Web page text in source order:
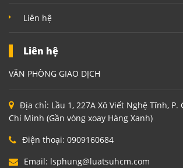
Liên hệ
Liên hệ
VĂN PHÒNG GIAO DỊCH
Địa chỉ: Lầu 1, 227A Xô Viết Nghệ Tĩnh,
Chí Minh (Gần vòng xoay Hàng Xanh)
Điện thoại: 0909160684
Email: lsphung@luatsuhcm.com